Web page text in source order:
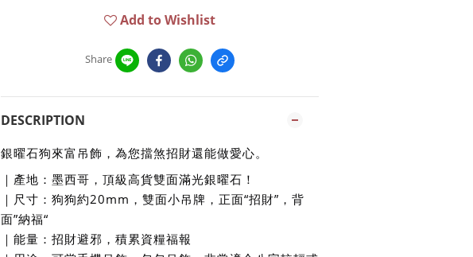
Add to Wishlist
Share
DESCRIPTION
銀曜石狗來富吊飾，為您擋煞招財還能做愛心。
｜產地：墨西哥，頂級高貨雙面滿光銀曜石！
｜尺寸：狗狗約20mm，雙面小吊牌，正面“招財”，背
面”納福“
｜能量：招財避邪，積累資糧福報